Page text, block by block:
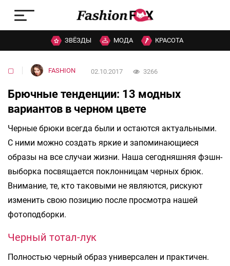
ЗВЁЗДЫ МОДА КРАСОТА
▢ FASHION 02.10.2017 3266
Брючные тенденции: 13 модных
вариантов в черном цвете
Черные брюки всегда были и остаются актуальными.
С ними можно создать яркие и запоминающиеся
образы на все случаи жизни. Наша сегодняшняя фэшн-
выборка посвящается поклонницам черных брюк.
Внимание, те, кто таковыми не являются, рискуют
изменить свою позицию после просмотра нашей
фотоподборки.
Черный тотал-лук
Полностью черный образ универсален и практичен.